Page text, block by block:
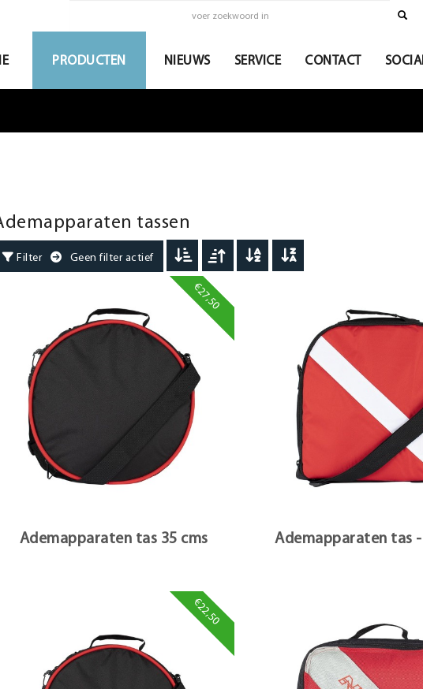
PRODUCTEN NIEUWS SERVICE CONTACT
tassen
Filter Geen filter actief
€27,50
Ademapparaten tas 35 cms Ademapparaten tas
€22,50